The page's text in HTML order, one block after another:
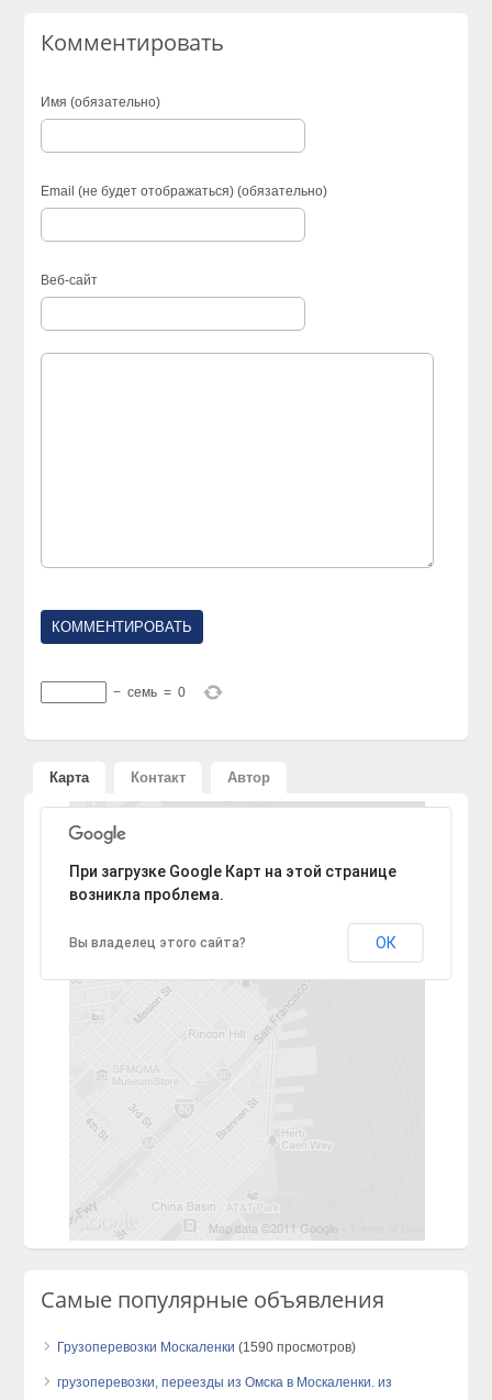
Комментировать
Имя (обязательно)
Email (не будет отображаться) (обязательно)
Веб-сайт
− семь = 0
Карта Контакт Автор
К сожалению, не удалось найти адрес.
При загрузке Google Карт на этой странице
возникла проблема.
Вы владелец этого сайта? ОК
Самые популярные объявления
Грузоперевозки Москаленки (1590 просмотров)
грузоперевозки, переезды из Омска в Москаленки. из